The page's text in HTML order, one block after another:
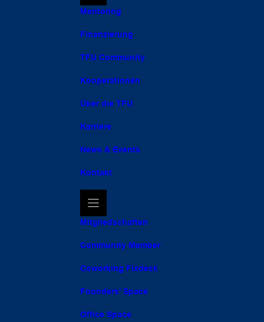
Mentoring
Finanzierung
TFU Community
Kooperationen
Über die TFU
Karriere
News & Events
Kontakt
Mitgliedschaften
Community Member
Coworking Fixdesk
Founders’ Space
Office Space